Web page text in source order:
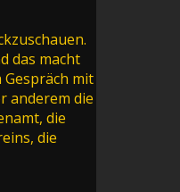
das macht
mit
anderem die
die
die